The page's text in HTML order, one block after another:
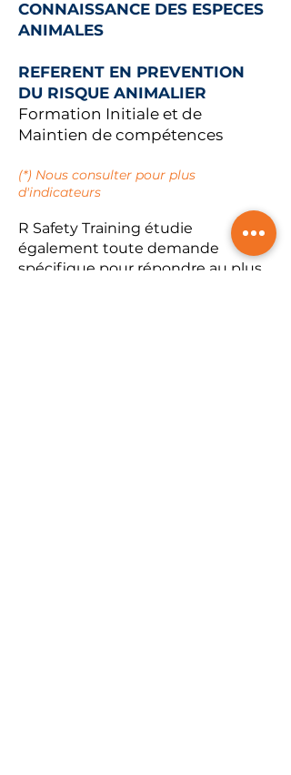
CONNAISSANCE DES ESPECES
ANIMALES
REFERENT EN PREVENTION
DU RISQUE ANIMALIER
Formation Initiale et de
Maintien de compétences
(*) Nous consulter pour plus
d'indicateurs
R Safety Training étudie
également toute demande
spécifique pour répondre au plus